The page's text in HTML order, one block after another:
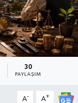
30
PAYLAŞIM
A- A+